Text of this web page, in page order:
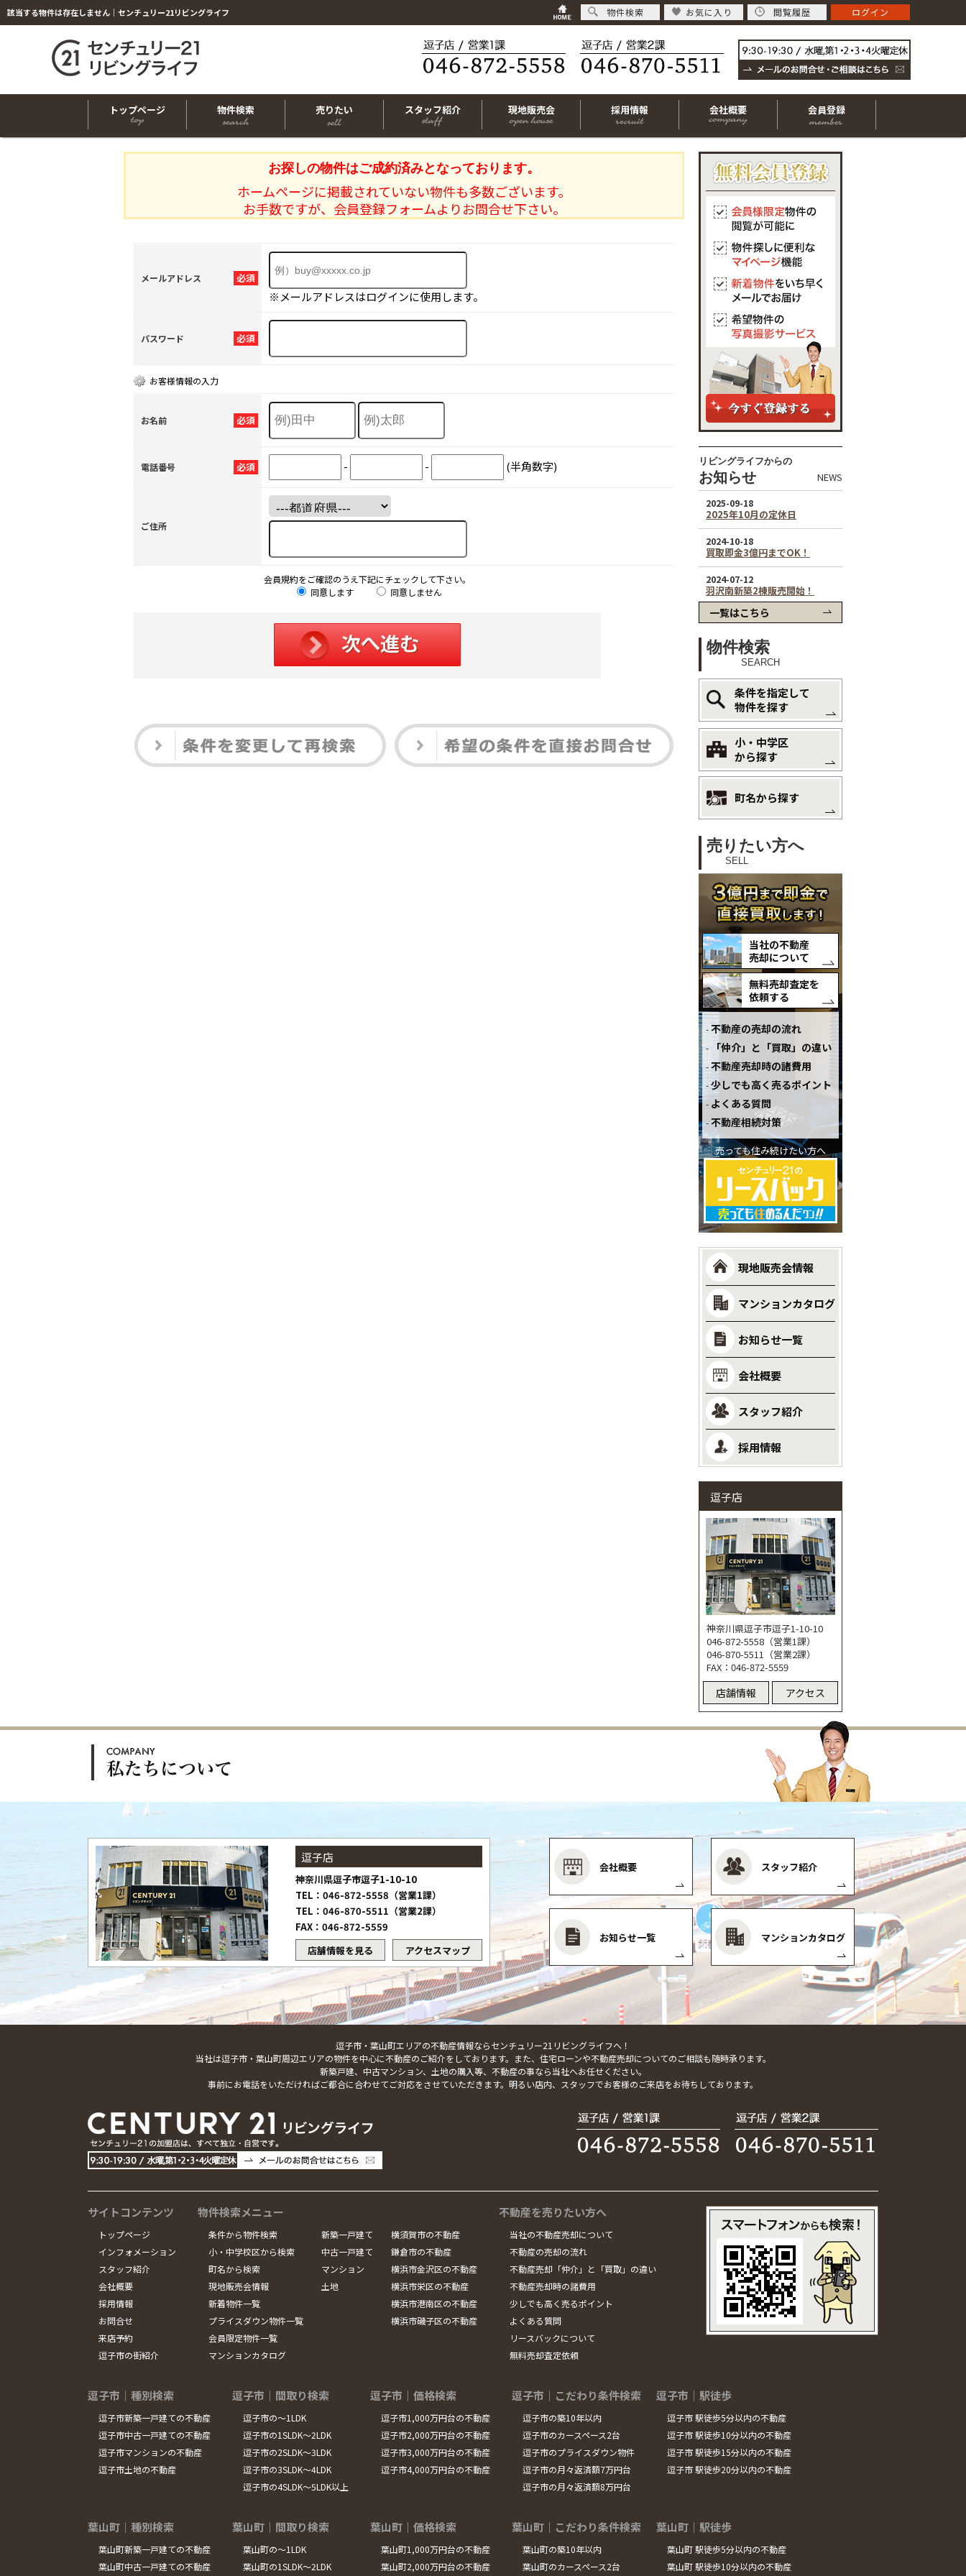
該当する物件は存在しません｜センチュリー21リビングライフ
トップページ 物件検索 売りたい スタッフ紹介 現地販売会 採用情報 会社概要 会員登録
お探しの物件はご成約済みとなっております。
ホームページに掲載されていない物件も多数ございます。
お手数ですが、会員登録フォームよりお問合せ下さい。
必須
メールアドレス
※メールアドレスはログインに使用します。
必須
パスワード
お客様情報の入力
必須
お名前
必須
電話番号 - - (半角数字)
ご住所
会員規約をご確認のうえ下記にチェックして下さい。
同意します
同意しません
リビングライフからの
お知らせ NEWS
一覧はこちら
物件検索
SEARCH
条件を指定して
物件を探す
小・中学区
から探す
町名から探す
売りたい方へ
SELL
当社の不動産
売却について
無料売却査定を
依頼する
不動産の売却の流れ
「仲介」と「買取」の違い
不動産売却時の諸費用
少しでも高く売るポイント
よくある質問
不動産相続対策
売っても住み続けたい方へ
現地販売会情報
マンションカタログ
お知らせ一覧
会社概要
スタッフ紹介
採用情報
逗子店
神奈川県逗子市逗子1-10-10
046-872-5558（営業1課）
046-870-5511（営業2課）
FAX：046-872-5559
店舗情報 アクセス
逗子店
神奈川県逗子市逗子1-10-10
TEL：046-872-5558（営業1課）
TEL：046-870-5511（営業2課）
FAX：046-872-5559
店舗情報を見る
アクセスマップ
会社概要 スタッフ紹介
お知らせ一覧 マンションカタログ
逗子市・葉山町エリアの不動産情報ならセンチュリー21リビングライフへ！
当社は逗子市・葉山町周辺エリアの物件を中心に不動産のご紹介をしております。また、住宅ローンや不動産売却についてのご相談も随時承ります。
新築戸建、中古マンション、土地の購入等、不動産の事なら当社へお任せください。
事前にお電話をいただければご都合に合わせてご対応をさせていただきます。明るい店内、スタッフでお客様のご来店をお待ちしております。
サイトコンテンツ
トップページ
インフォメーション
スタッフ紹介
会社概要
採用情報
お問合せ
来店予約
逗子市の街紹介
物件検索メニュー
条件から物件検索
小・中学校区から検索
町名から検索
現地販売会情報
新着物件一覧
プライスダウン物件一覧
会員限定物件一覧
マンションカタログ
新築一戸建て
中古一戸建て
マンション
土地
横須賀市の不動産
鎌倉市の不動産
横浜市金沢区の不動産
横浜市栄区の不動産
横浜市港南区の不動産
横浜市磯子区の不動産
不動産を売りたい方へ
当社の不動産売却について
不動産の売却の流れ
不動産売却「仲介」と「買取」の違い
不動産売却時の諸費用
少しでも高く売るポイント
よくある質問
リースバックについて
無料売却査定依頼
逗子市｜種別検索
逗子市新築一戸建ての不動産
逗子市中古一戸建ての不動産
逗子市マンションの不動産
逗子市土地の不動産
逗子市｜間取り検索
逗子市の～1LDK
逗子市の1SLDK～2LDK
逗子市の2SLDK～3LDK
逗子市の3SLDK～4LDK
逗子市の4SLDK～5LDK以上
逗子市｜価格検索
逗子市1,000万円台の不動産
逗子市2,000万円台の不動産
逗子市3,000万円台の不動産
逗子市4,000万円台の不動産
逗子市｜こだわり条件検索
逗子市の築10年以内
逗子市のカースペース2台
逗子市のプライスダウン物件
逗子市の月々返済額7万円台
逗子市の月々返済額8万円台
逗子市｜駅徒歩
逗子市 駅徒歩5分以内の不動産
逗子市 駅徒歩10分以内の不動産
逗子市 駅徒歩15分以内の不動産
逗子市 駅徒歩20分以内の不動産
葉山町｜種別検索
葉山町新築一戸建ての不動産
葉山町中古一戸建ての不動産
葉山町｜間取り検索
葉山町の～1LDK
葉山町の1SLDK～2LDK
葉山町｜価格検索
葉山町1,000万円台の不動産
葉山町2,000万円台の不動産
葉山町｜こだわり条件検索
葉山町の築10年以内
葉山町のカースペース2台
葉山町｜駅徒歩
葉山町 駅徒歩5分以内の不動産
葉山町 駅徒歩10分以内の不動産
物件検索 お気に入り 閲覧履歴 ログイン